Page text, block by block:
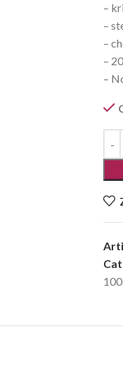
–
–
–
–
–
100